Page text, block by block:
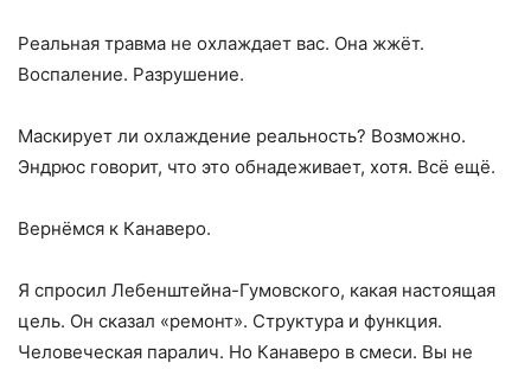
Реальная травма не охлаждает вас. Она жжёт.
Воспаление. Разрушение.
Маскирует ли охлаждение реальность? Возможно.
Эндрюс говорит, что это обнадеживает, хотя. Всё ещё.
Вернёмся к Канаверо.
Я спросил Лебенштейна-Гумовского, какая настоящая
цель. Он сказал «ремонт». Структура и функция.
Человеческая паралич. Но Канаверо в смеси. Вы не